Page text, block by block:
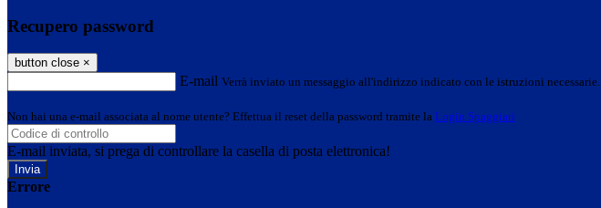
Recupero password
button close ×
E-mail Verrà inviato un messaggio all'indirizzo indicato con le istruzioni necessarie.
Non hai una e-mail associata al nome utente? Effettua il reset della password tramite la Login Spaggiari
E-mail inviata, si prega di controllare la casella di posta elettronica!
Errore